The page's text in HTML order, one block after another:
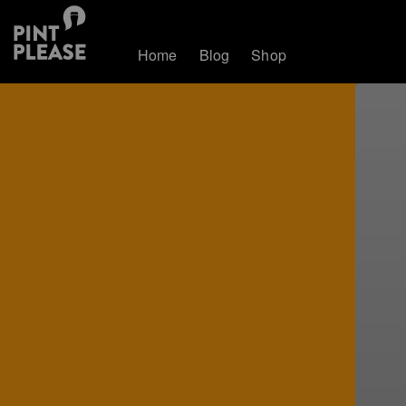
Home Blog Shop